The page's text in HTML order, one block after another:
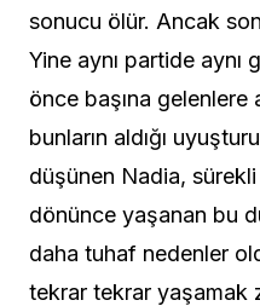
sonucu ölür. Ancak
Yine aynı partide aynı
önce başına
bunların aldığı
düşünen Nadia,
dönünce yaşanan bu
daha tuhaf nedenler
tekrar tekrar yaşamak